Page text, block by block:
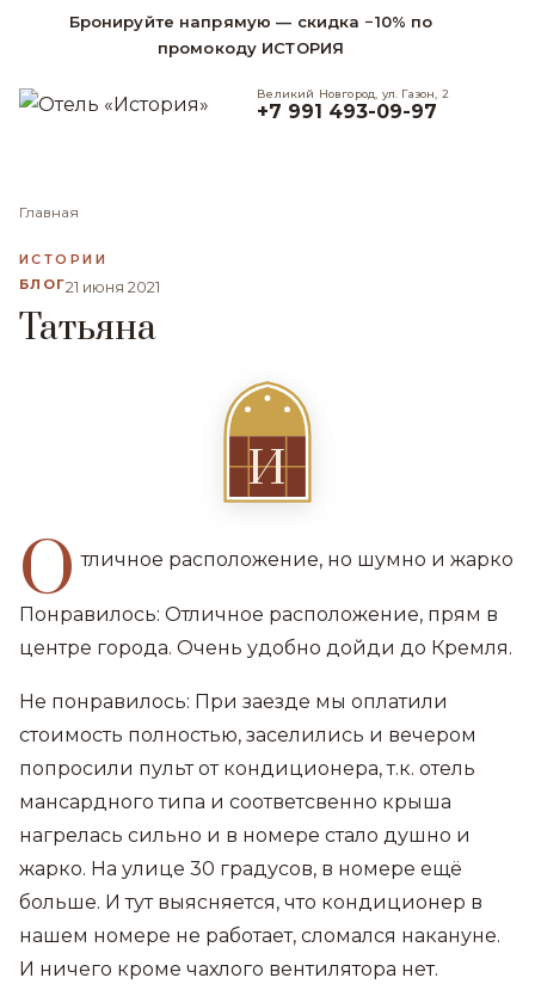
Бронируйте напрямую — скидка −10% по
промокоду ИСТОРИЯ
Великий Новгород, ул. Газон, 2
+7 991 493-09-97
Главная
ИСТОРИИ
БЛОГ21 июня 2021
Татьяна
И
О тличное расположение, но шумно и жарко
Понравилось: Отличное расположение, прям в
центре города. Очень удобно дойди до Кремля.
Не понравилось: При заезде мы оплатили
стоимость полностью, заселились и вечером
попросили пульт от кондиционера, т.к. отель
мансардного типа и соответсвенно крыша
нагрелась сильно и в номере стало душно и
жарко. На улице 30 градусов, в номере ещё
больше. И тут выясняется, что кондиционер в
нашем номере не работает, сломался накануне.
И ничего кроме чахлого вентилятора нет.